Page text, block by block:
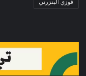
فوزي البنزرتي